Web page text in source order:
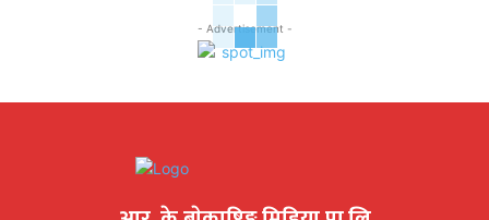
- Advertisement -